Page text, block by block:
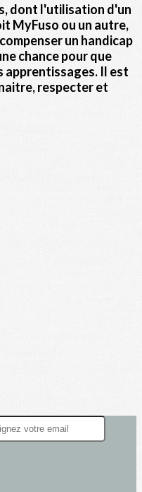
dont l'utilisation d'un
MyFuso ou un autre,
un handicap
chance pour que
apprentissages. Il est
respecter et